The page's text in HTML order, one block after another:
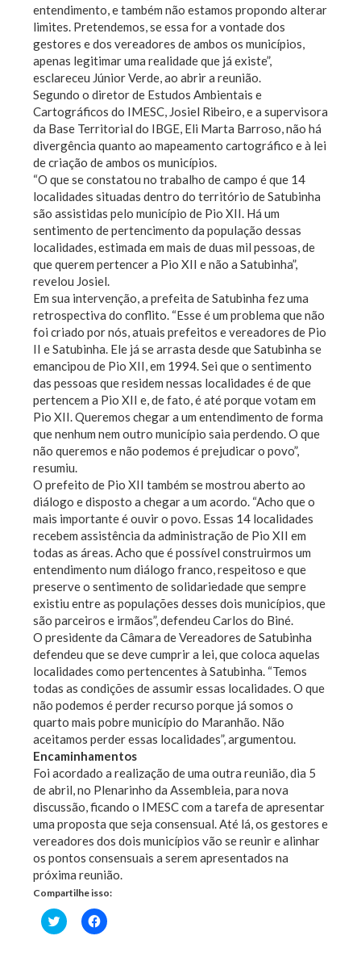
entendimento, e também não estamos propondo alterar
limites. Pretendemos, se essa for a vontade dos
gestores e dos vereadores de ambos os municípios,
apenas legitimar uma realidade que já existe”,
esclareceu Júnior Verde, ao abrir a reunião.
Segundo o diretor de Estudos Ambientais e
Cartográficos do IMESC, Josiel Ribeiro, e a supervisora
da Base Territorial do IBGE, Eli Marta Barroso, não há
divergência quanto ao mapeamento cartográfico e à lei
de criação de ambos os municípios.
“O que se constatou no trabalho de campo é que 14
localidades situadas dentro do território de Satubinha
são assistidas pelo município de Pio XII. Há um
sentimento de pertencimento da população dessas
localidades, estimada em mais de duas mil pessoas, de
que querem pertencer a Pio XII e não a Satubinha”,
revelou Josiel.
Em sua intervenção, a prefeita de Satubinha fez uma
retrospectiva do conflito. “Esse é um problema que não
foi criado por nós, atuais prefeitos e vereadores de Pio
II e Satubinha. Ele já se arrasta desde que Satubinha se
emancipou de Pio XII, em 1994. Sei que o sentimento
das pessoas que residem nessas localidades é de que
pertencem a Pio XII e, de fato, é até porque votam em
Pio XII. Queremos chegar a um entendimento de forma
que nenhum nem outro município saia perdendo. O que
não queremos e não podemos é prejudicar o povo”,
resumiu.
O prefeito de Pio XII também se mostrou aberto ao
diálogo e disposto a chegar a um acordo. “Acho que o
mais importante é ouvir o povo. Essas 14 localidades
recebem assistência da administração de Pio XII em
todas as áreas. Acho que é possível construirmos um
entendimento num diálogo franco, respeitoso e que
preserve o sentimento de solidariedade que sempre
existiu entre as populações desses dois municípios, que
são parceiros e irmãos”, defendeu Carlos do Biné.
O presidente da Câmara de Vereadores de Satubinha
defendeu que se deve cumprir a lei, que coloca aquelas
localidades como pertencentes à Satubinha. “Temos
todas as condições de assumir essas localidades. O que
não podemos é perder recurso porque já somos o
quarto mais pobre município do Maranhão. Não
aceitamos perder essas localidades”, argumentou.
Encaminhamentos
Foi acordado a realização de uma outra reunião, dia 5
de abril, no Plenarinho da Assembleia, para nova
discussão, ficando o IMESC com a tarefa de apresentar
uma proposta que seja consensual. Até lá, os gestores e
vereadores dos dois municípios vão se reunir e alinhar
os pontos consensuais a serem apresentados na
próxima reunião.
Compartilhe isso:
Clique
para
Clique
para